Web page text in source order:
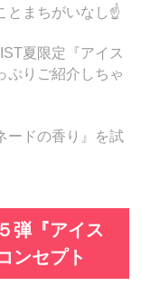
とまちがいなし☝️
夏限定『アイス
ぷりご紹介しちゃ
ードの香り』を試
弾『アイス
ンセプト